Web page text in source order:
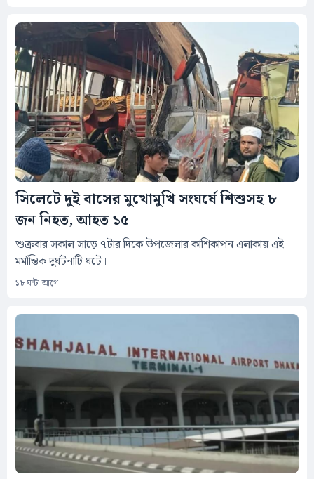
সিলেটে দুই বাসের মুখোমুখি সংঘর্ষে শিশুসহ ৮
জন নিহত, আহত ১৫
শুক্রবার সকাল সাড়ে ৭টার দিকে উপজেলার কাশিকাপন এলাকায় এই
মর্মান্তিক দুর্ঘটনাটি ঘটে।
১৮ ঘন্টা আগে